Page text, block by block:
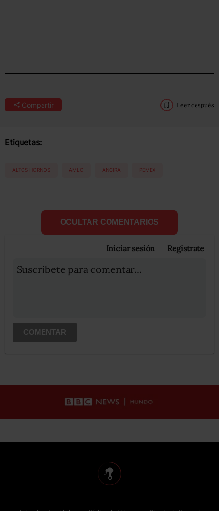
Compartir Leer después
Etiquetas:
ALTOS HORNOS AMLO ANCIRA PEMEX
OCULTAR COMENTARIOS
Iniciar sesión Registrate
Suscribete para comentar...
COMENTAR